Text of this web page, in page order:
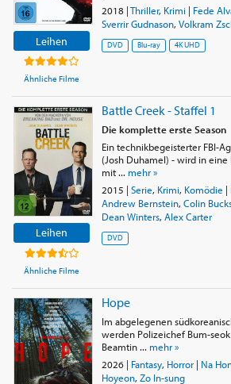
Leihen
Ähnliche Filme
2018|Thriller, Krimi| Fede
Sverrir Gudnason, Volkram
DVD Blu-ray 4K UHD
Leihen
Ähnliche Filme
Battle Creek - Staffel 1
Die komplette erste Season
Ein technikbegeisterter FBI-
(Josh Duhamel) - wird in
mit ... mehr »
2015 | Serie, Krimi, Komödie |
Andrew Bernstein, Colin
Dean Winters, Alex Carter
DVD
Hope
Im abgelegenen
werden Polizeichef Bum-
Beamtin ... mehr »
2026| Fantasy, Horror| Na
Hoyeon, Zo In-sung